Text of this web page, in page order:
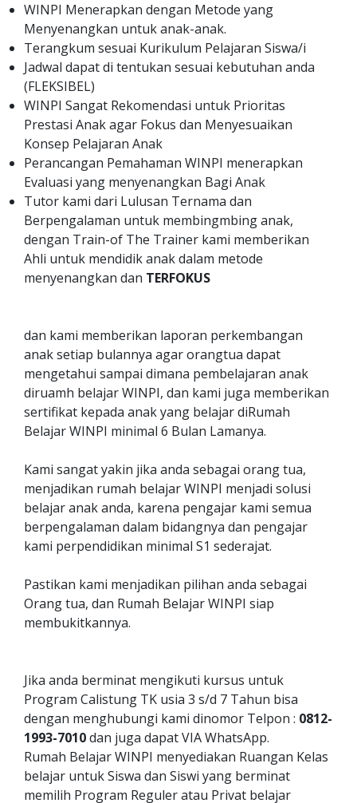
WINPI Menerapkan dengan Metode yang
Menyenangkan untuk anak-anak.
Terangkum sesuai Kurikulum Pelajaran Siswa/i
Jadwal dapat di tentukan sesuai kebutuhan anda
(FLEKSIBEL)
WINPI Sangat Rekomendasi untuk Prioritas
Prestasi Anak agar Fokus dan Menyesuaikan
Konsep Pelajaran Anak
Perancangan Pemahaman WINPI menerapkan
Evaluasi yang menyenangkan Bagi Anak
Tutor kami dari Lulusan Ternama dan
Berpengalaman untuk membingmbing anak,
dengan Train-of The Trainer kami memberikan
Ahli untuk mendidik anak dalam metode
menyenangkan dan TERFOKUS
dan kami memberikan laporan perkembangan
anak setiap bulannya agar orangtua dapat
mengetahui sampai dimana pembelajaran anak
diruamh belajar WINPI, dan kami juga memberikan
sertifikat kepada anak yang belajar diRumah
Belajar WINPI minimal 6 Bulan Lamanya.
Kami sangat yakin jika anda sebagai orang tua,
menjadikan rumah belajar WINPI menjadi solusi
belajar anak anda, karena pengajar kami semua
berpengalaman dalam bidangnya dan pengajar
kami perpendidikan minimal S1 sederajat.
Pastikan kami menjadikan pilihan anda sebagai
Orang tua, dan Rumah Belajar WINPI siap
membukitkannya.
Jika anda berminat mengikuti kursus untuk
Program Calistung TK usia 3 s/d 7 Tahun bisa
dengan menghubungi kami dinomor Telpon : 0812-
1993-7010dan juga dapat VIA WhatsApp.
Rumah Belajar WINPI menyediakan Ruangan Kelas
belajar untuk Siswa dan Siswi yang berminat
memilih Program Reguler atau Privat belajar